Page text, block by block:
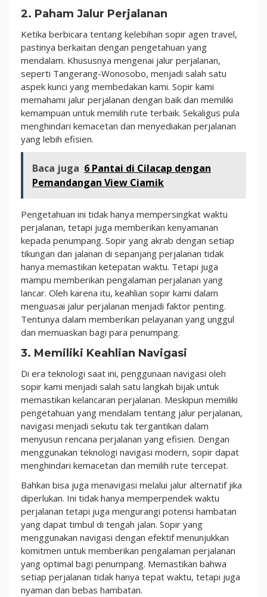
2. Paham Jalur Perjalanan
Ketika berbicara tentang kelebihan sopir agen travel,
pastinya berkaitan dengan pengetahuan yang
mendalam. Khususnya mengenai jalur perjalanan,
seperti Tangerang-Wonosobo, menjadi salah satu
aspek kunci yang membedakan kami. Sopir kami
memahami jalur perjalanan dengan baik dan memiliki
kemampuan untuk memilih rute terbaik. Sekaligus pula
menghindari kemacetan dan menyediakan perjalanan
yang lebih efisien.
Baca juga 6 Pantai di Cilacap dengan
Pemandangan View Ciamik
Pengetahuan ini tidak hanya mempersingkat waktu
perjalanan, tetapi juga memberikan kenyamanan
kepada penumpang. Sopir yang akrab dengan setiap
tikungan dan jalanan di sepanjang perjalanan tidak
hanya memastikan ketepatan waktu. Tetapi juga
mampu memberikan pengalaman perjalanan yang
lancar. Oleh karena itu, keahlian sopir kami dalam
menguasai jalur perjalanan menjadi faktor penting.
Tentunya dalam memberikan pelayanan yang unggul
dan memuaskan bagi para penumpang.
3. Memiliki Keahlian Navigasi
Di era teknologi saat ini, penggunaan navigasi oleh
sopir kami menjadi salah satu langkah bijak untuk
memastikan kelancaran perjalanan. Meskipun memiliki
pengetahuan yang mendalam tentang jalur perjalanan,
navigasi menjadi sekutu tak tergantikan dalam
menyusun rencana perjalanan yang efisien. Dengan
menggunakan teknologi navigasi modern, sopir dapat
menghindari kemacetan dan memilih rute tercepat.
Bahkan bisa juga menavigasi melalui jalur alternatif jika
diperlukan. Ini tidak hanya memperpendek waktu
perjalanan tetapi juga mengurangi potensi hambatan
yang dapat timbul di tengah jalan. Sopir yang
menggunakan navigasi dengan efektif menunjukkan
komitmen untuk memberikan pengalaman perjalanan
yang optimal bagi penumpang. Memastikan bahwa
setiap perjalanan tidak hanya tepat waktu, tetapi juga
nyaman dan bebas hambatan.